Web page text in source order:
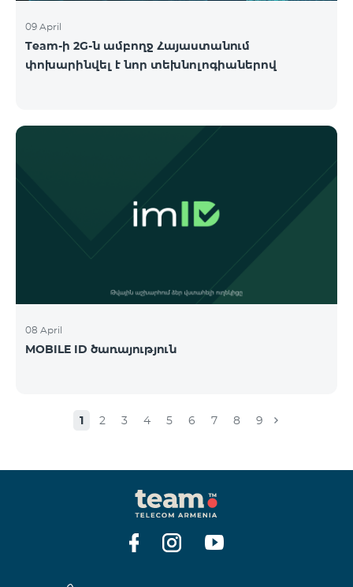
09 April
Team-ի 2G-ն ամբողջ Հայաստանում
փոխարինվել է նոր տեխնոլոգիաներով
08 April
MOBILE ID ծառայություն
1 2 3 4 5 6 7 8 9